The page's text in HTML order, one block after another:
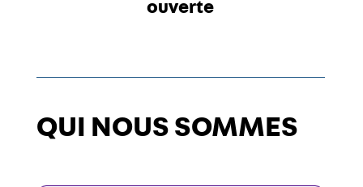
ouverte
QUI NOUS SOMMES